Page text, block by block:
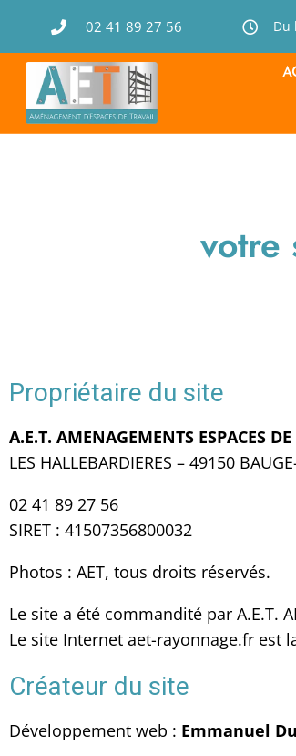
02 41 89 27 56 Du
votre
Propriétaire du site
A.E.T. AMENAGEMENTS ESPACES
LES HALLEBARDIERES – 49150
02 41 89 27 56
SIRET : 41507356800032
Photos : AET, tous droits réservés.
Le site a été commandité par A.E.T.
Le site Internet aet-rayonnage.fr est la
Créateur du site
Développement web : Emmanuel